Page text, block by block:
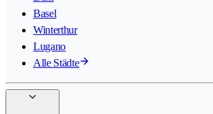
Basel
Winterthur
Lugano
Alle Städte